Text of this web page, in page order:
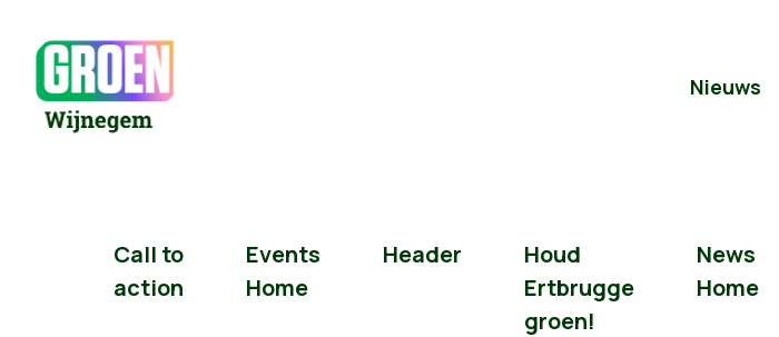
Nieuws
Call to
action
Events
Home
Header
Houd
Ertbrugge
groen!
News
Home